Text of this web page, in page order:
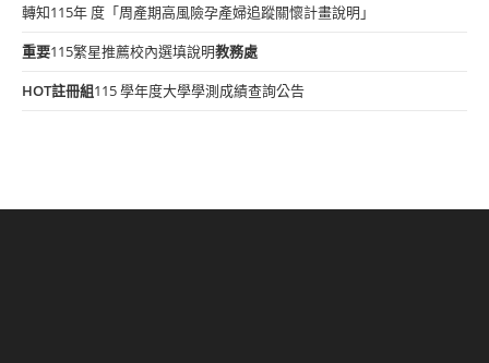
轉知115年 度「周產期高風險孕產婦追蹤關懷計畫說明」
重要115繁星推薦校內選填說明教務處
HOT註冊組115 學年度大學學測成績查詢公告